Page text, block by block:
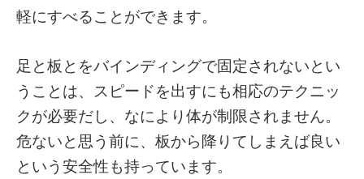
軽にすべることができます。
足と板とをバインディングで固定されないとい
うことは、スピードを出すにも相応のテクニッ
クが必要だし、なにより体が制限されません。
危ないと思う前に、板から降りてしまえば良い
という安全性も持っています。